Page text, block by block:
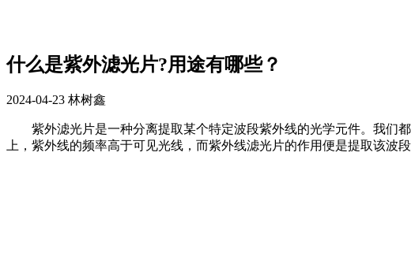
什么是紫外滤光片?用途有哪些？
2024-04-23 林树鑫
紫外滤光片是一种分离提取某个特定波段紫外线的光学元件。我们
上，紫外线的频率高于可见光线，而紫外线滤光片的作用便是提取该波